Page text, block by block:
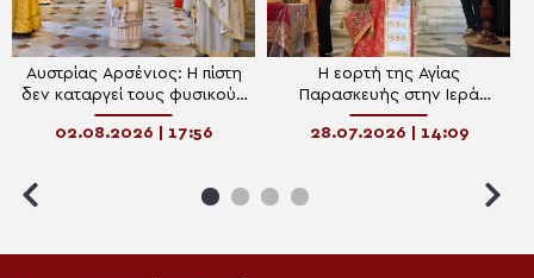
Αυστρίας Αρσένιος: Η πίστη
δεν καταργεί τους φυσικούς
νόμους, αλλά εισάγει τον
άνθρωπο στην ενέργεια του
02.08.2026 | 17:56
Η εορτή της Αγίας
Παρασκευής στην Ιερά
Μητρόπολη Δέρκων
28.07.2026 | 14:09